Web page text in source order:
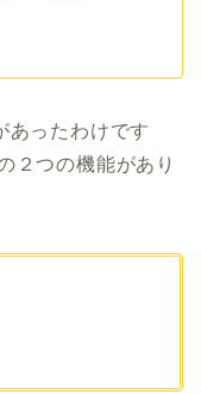
あったわけです
２つの機能があり